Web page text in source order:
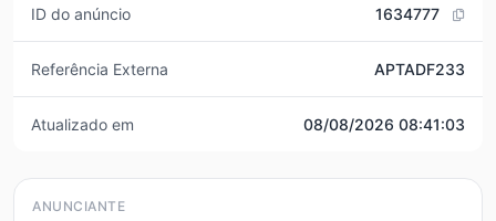
ID do anúncio 1634777
Referência Externa APTADF233
Atualizado em 08/08/2026 08:41:03
ANUNCIANTE